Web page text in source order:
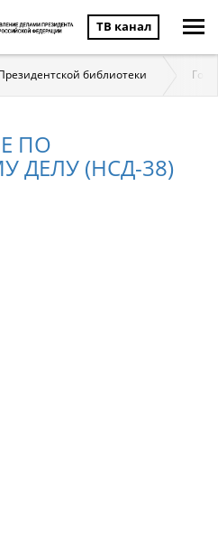
ТВ канал
библиотеки
ПО
ДЕЛУ (НСД-38)